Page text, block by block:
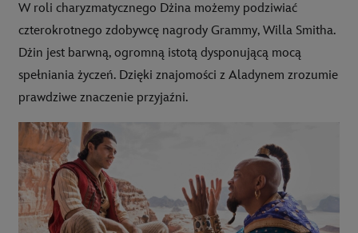
W roli charyzmatycznego Dżina możemy podziwiać
czterokrotnego zdobywcę nagrody Grammy, Willa Smitha.
Dżin jest barwną, ogromną istotą dysponującą mocą
spełniania życzeń. Dzięki znajomości z Aladynem zrozumie
prawdziwe znaczenie przyjaźni.